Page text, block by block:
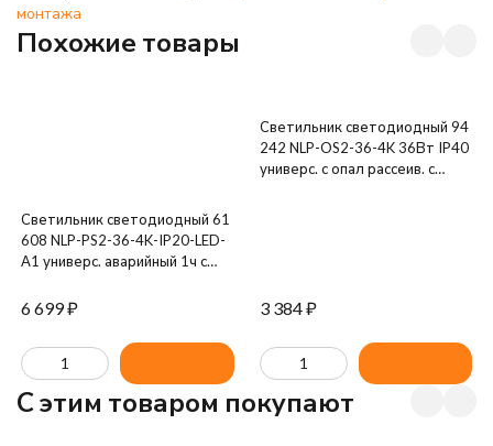
монтажа
Похожие товары
Светильник светодиодный 61
608 NLP-PS2-36-4K-IP20-LED-
A1 универс. аварийный 1ч с
6 699₽
Светильник светодиодный 94
242 NLP-OS2-36-4K 36Вт IP40
универс. с опал рассеив. с
3 384₽
C этим товаром покупают